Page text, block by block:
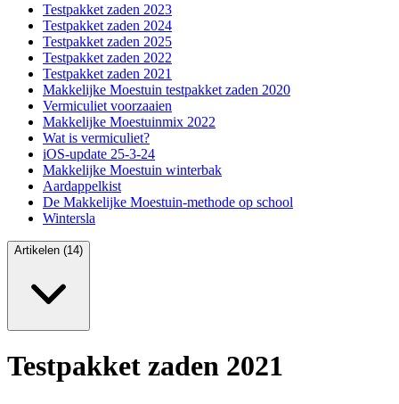
Testpakket zaden 2023
Testpakket zaden 2024
Testpakket zaden 2025
Testpakket zaden 2022
Testpakket zaden 2021
Makkelijke Moestuin testpakket zaden 2020
Vermiculiet voorzaaien
Makkelijke Moestuinmix 2022
Wat is vermiculiet?
iOS-update 25-3-24
Makkelijke Moestuin winterbak
Aardappelkist
De Makkelijke Moestuin-methode op school
Wintersla
Artikelen (14)
Testpakket zaden 2021